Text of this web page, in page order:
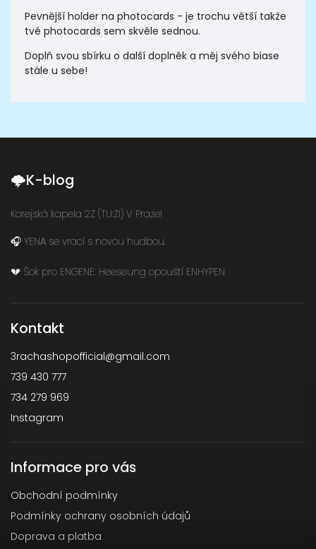
Pevnější holder na photocards - je trochu větší takže
tvé photocards sem skvěle sednou.
Doplň svou sbírku o další doplněk a měj svého biase
stále u sebe!
🌩K-blog
Korejská kapela 2Z (TU:ZI) V Praze!
🎧 YENA se vrací s novou hudbou.
💔 Šok pro ENGENE: Heeseung opouští ENHYPEN
Kontakt
3rachashopofficial@gmail.com
739 430 777
734 279 969
Instagram
Informace pro vás
Obchodní podmínky
Podmínky ochrany osobních údajů
Doprava a platba